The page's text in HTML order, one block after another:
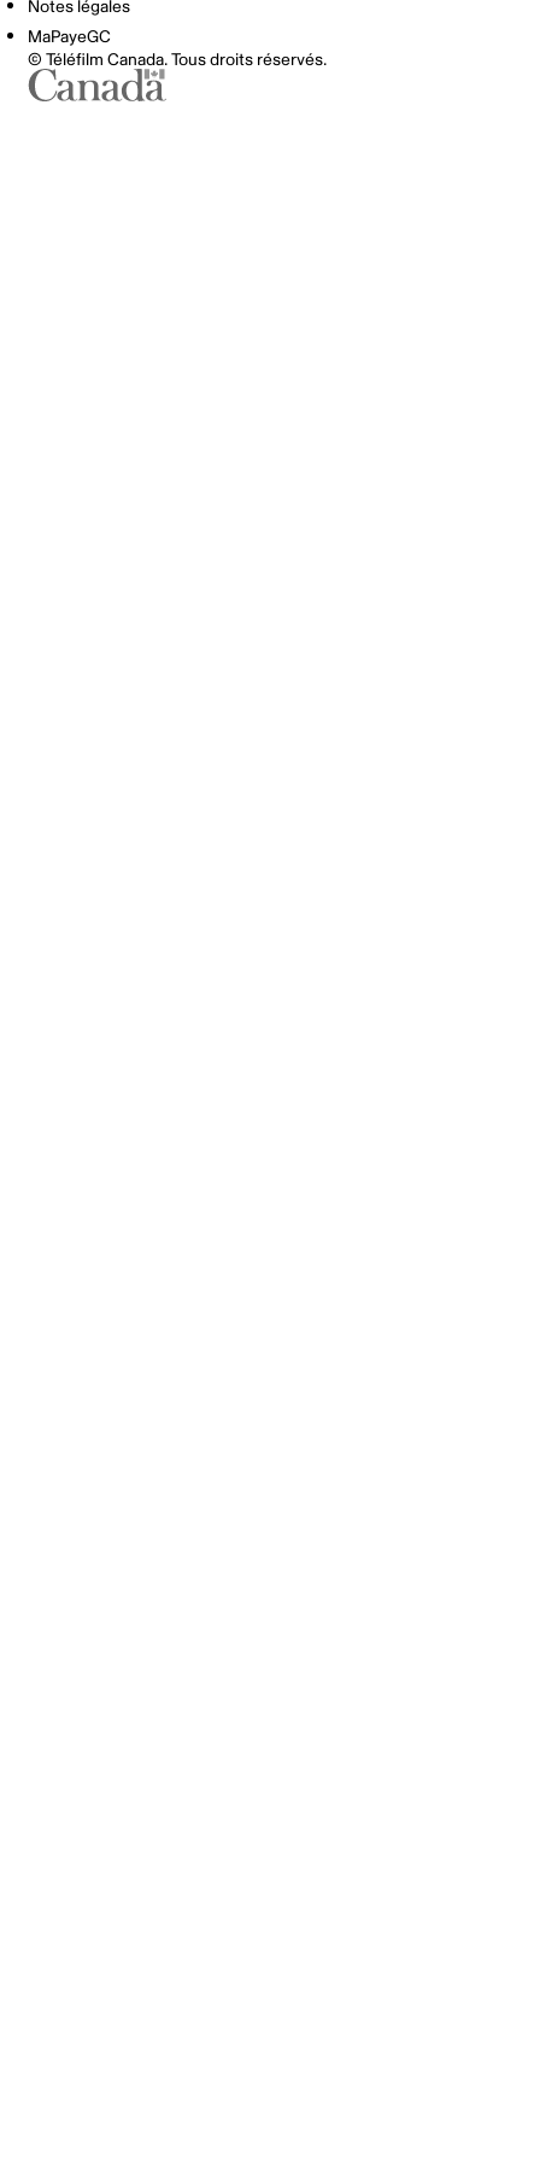
Notes légales
MaPayeGC
© Téléfilm Canada. Tous droits réservés.